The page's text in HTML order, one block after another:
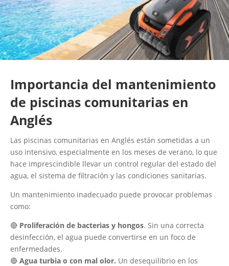
Importancia del mantenimiento
de piscinas comunitarias en
Anglés
Las piscinas comunitarias en Anglés están sometidas a un
uso intensivo, especialmente en los meses de verano, lo que
hace imprescindible llevar un control regular del estado del
agua, el sistema de filtración y las condiciones sanitarias.
Un mantenimiento inadecuado puede provocar problemas
como:
🔴 Proliferación de bacterias y hongos. Sin una correcta
desinfección, el agua puede convertirse en un foco de
enfermedades.
🔴 Agua turbia o con mal olor. Un desequilibrio en los